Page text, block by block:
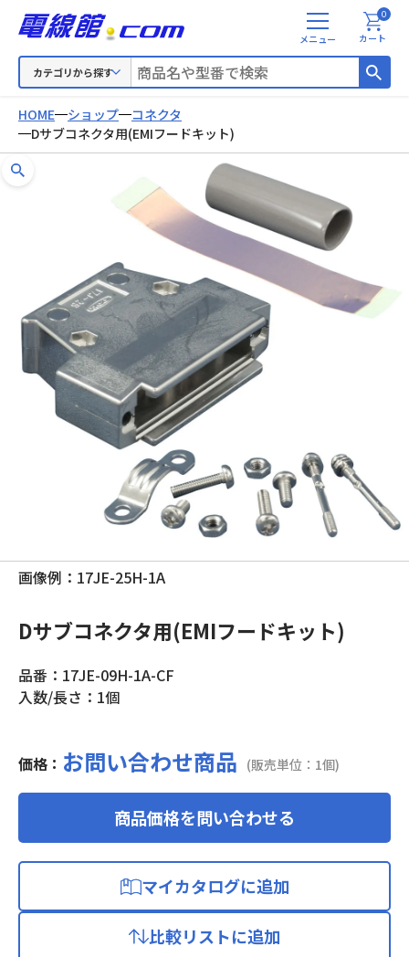
カテゴリから探す
メ
ニ
カート
0
HOME ショップ
コネクタ
Dサブコネクタ用(EMIフードキット)
画像例：17JE-25H-1A
Dサブコネクタ用(EMIフードキット)
品番：17JE-09H-1A-CF
入数/長さ：1個
価格： お問い合わせ商品 (販売単位：1個)
商品価格を問い合わせる
マイカタログに追加
比較リストに追加